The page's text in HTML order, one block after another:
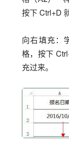
按下 Ctrl+D
向右填充：
格，按下
充过来。